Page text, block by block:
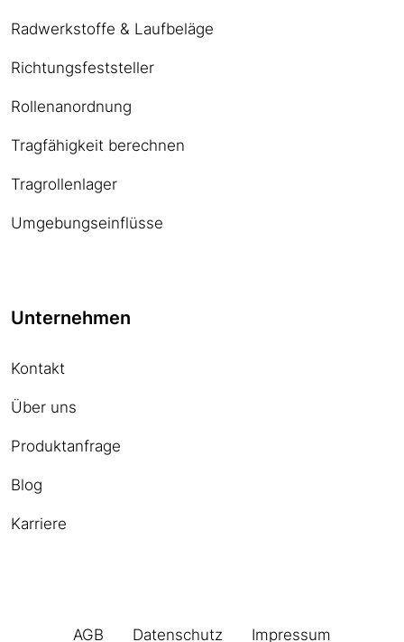
Radwerkstoffe & Laufbeläge
Richtungsfeststeller
Rollenanordnung
Tragfähigkeit berechnen
Tragrollenlager
Umgebungseinflüsse
Unternehmen
Kontakt
Über uns
Produktanfrage
Blog
Karriere
AGB Datenschutz Impressum